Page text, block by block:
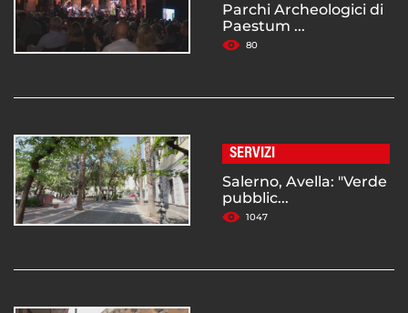
Parchi Archeologici di
Paestum ...
80
SERVIZI
Salerno, Avella: "Verde
pubblic...
1047